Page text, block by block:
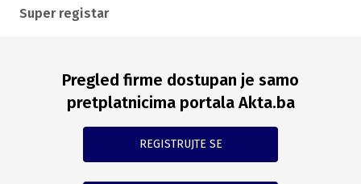
Super registar
Pregled firme dostupan je samo
pretplatnicima portala Akta.ba
REGISTRUJTE SE